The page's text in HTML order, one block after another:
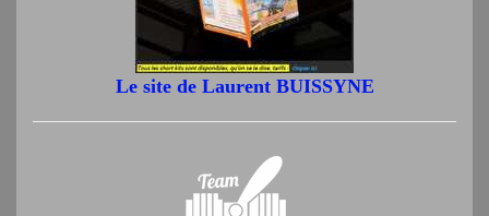
Le site de Laurent BUISSYNE